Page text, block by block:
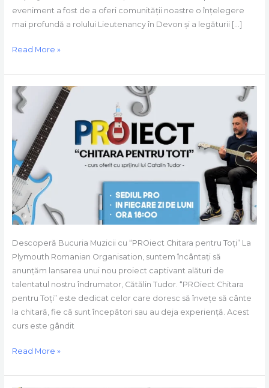
eveniment a fost de a oferi comunității noastre o înțelegere
mai profundă a rolului Lieutenancy în Devon și a legăturii […]
Read More »
Descoperă Bucuria Muzicii cu “PROiect Chitara pentru Toți” La
Plymouth Romanian Organisation, suntem încântați să
anunțăm lansarea unui nou proiect captivant alături de
talentatul nostru îndrumator, Cătălin Tudor. “PROiect Chitara
pentru Toți” este dedicat celor care doresc să învețe să cânte
la chitară, fie că sunt începători sau au deja experiență. Acest
curs este gândit
PROiect
“Chitara
Read More »